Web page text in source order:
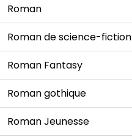
Roman
Roman de science-fiction
Roman Fantasy
Roman gothique
Roman Jeunesse